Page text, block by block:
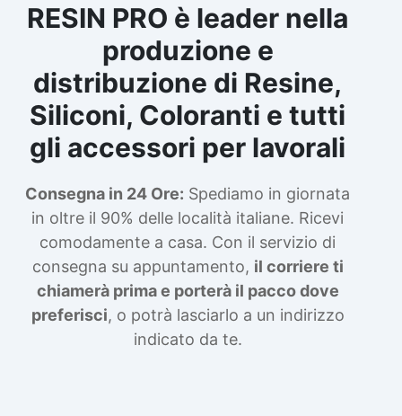
RESIN PRO è leader nella
produzione e
distribuzione di Resine,
Siliconi, Coloranti e tutti
gli accessori per lavorali
Consegna in 24 Ore: Spediamo in giornata
in oltre il 90% delle località italiane. Ricevi
comodamente a casa. Con il servizio di
consegna su appuntamento, il corriere ti
chiamerà prima e porterà il pacco dove
preferisci, o potrà lasciarlo a un indirizzo
indicato da te.